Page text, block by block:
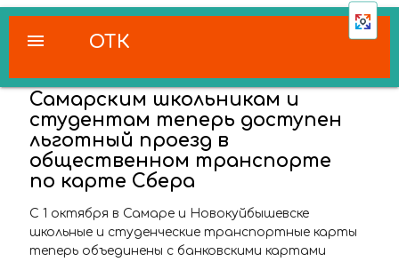
ОТК
menu
Самарским школьникам и
студентам теперь доступен
льготный проезд в
общественном транспорте
по карте Сбера
С 1 октября в Самаре и Новокуйбышевске
школьные и студенческие транспортные карты
теперь объединены с банковскими картами